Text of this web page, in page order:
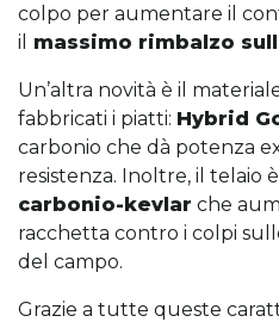
colpo per aumentare il
il
massimo rimbalzo
Un’altra novità è il
fabbricati i piatti: Hybrid
carbonio che dà potenza
resistenza. Inoltre, il telaio
carbonio-kevlar che
racchetta contro i colpi
del campo.
Grazie a tutte queste